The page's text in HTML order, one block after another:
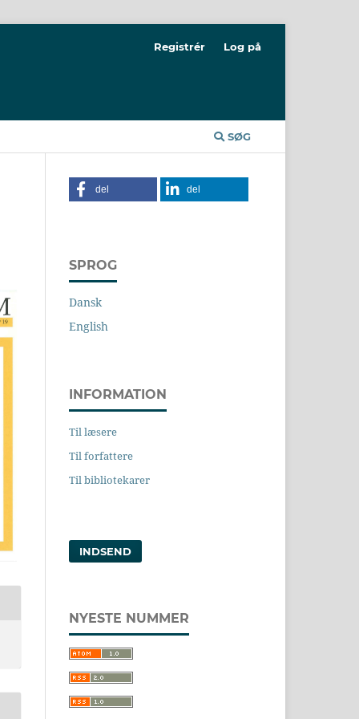
SØG
Registrér Log på
del del
SPROG
Dansk
English
INFORMATION
Til læsere
Til forfattere
Til bibliotekarer
INDSEND
NYESTE NUMMER